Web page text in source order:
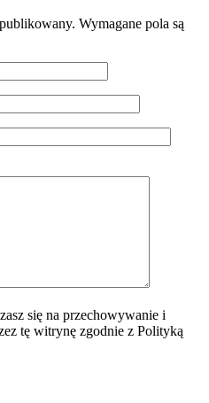
Wymagane pola są
się na przechowywanie i
tę witrynę zgodnie z Polityką